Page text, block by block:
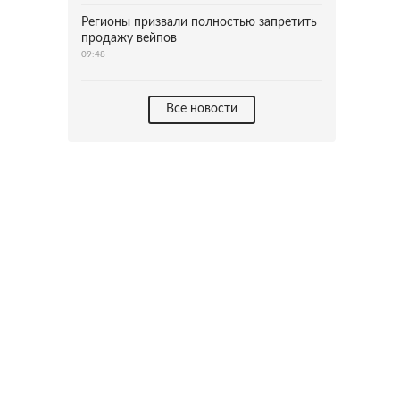
Регионы призвали полностью запретить
продажу вейпов
09:48
Все новости